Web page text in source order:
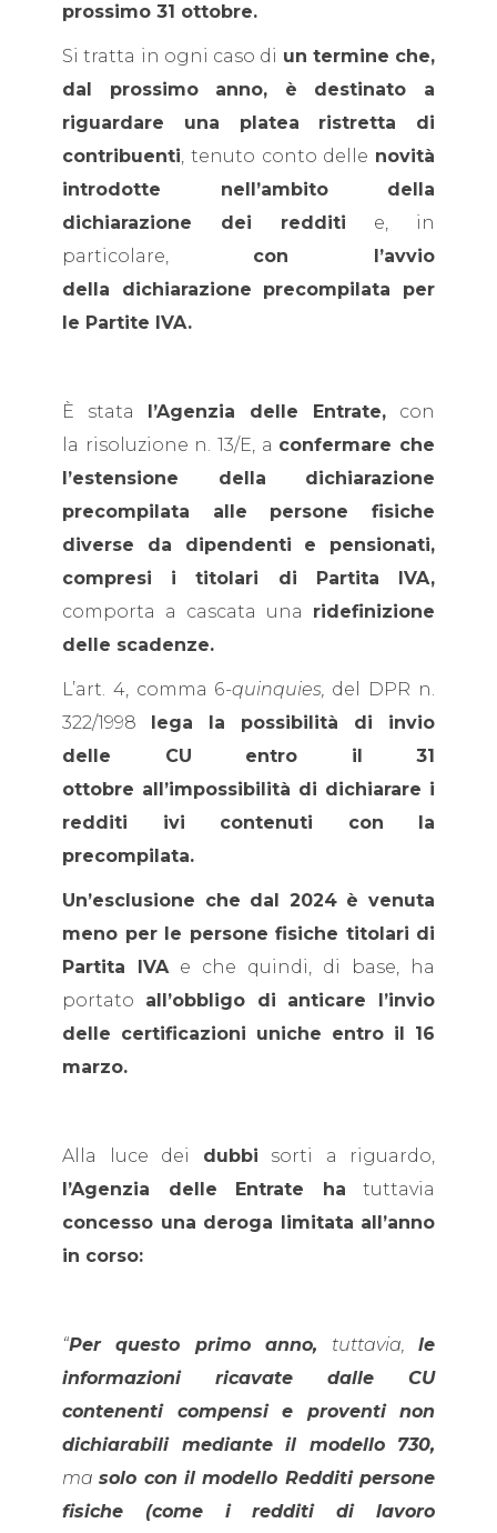
prossimo 31 ottobre.
Si tratta in ogni caso di un termine che,
dal prossimo anno, è destinato a
riguardare una platea ristretta di
contribuenti, tenuto conto delle novità
introdotte nell’ambito della
dichiarazione dei redditi e, in
particolare, con l’avvio
della dichiarazione precompilata per
le Partite IVA.
È stata l’Agenzia delle Entrate, con
la risoluzione n. 13/E, a confermare che
l’estensione della dichiarazione
precompilata alle persone fisiche
diverse da dipendenti e pensionati,
compresi i titolari di Partita IVA,
comporta a cascata una ridefinizione
delle scadenze.
L’art. 4, comma 6-quinquies, del DPR n.
322/1998 lega la possibilità di invio
delle CU entro il 31
ottobre all’impossibilità di dichiarare i
redditi ivi contenuti con la
precompilata.
Un’esclusione che dal 2024 è venuta
meno per le persone fisiche titolari di
Partita IVAe che quindi, di base, ha
portato all’obbligo di anticare l’invio
delle certificazioni uniche entro il 16
marzo.
Alla luce dei dubbi sorti a riguardo,
l’Agenzia delle Entrate ha tuttavia
concesso una deroga limitata all’anno
in corso:
“Per questo primo anno, tuttavia,le
informazioni ricavate dalle CU
contenenti compensi e proventi non
dichiarabili mediante il modello 730,
masolo con il modello Redditi persone
fisiche (come i redditi di lavoro